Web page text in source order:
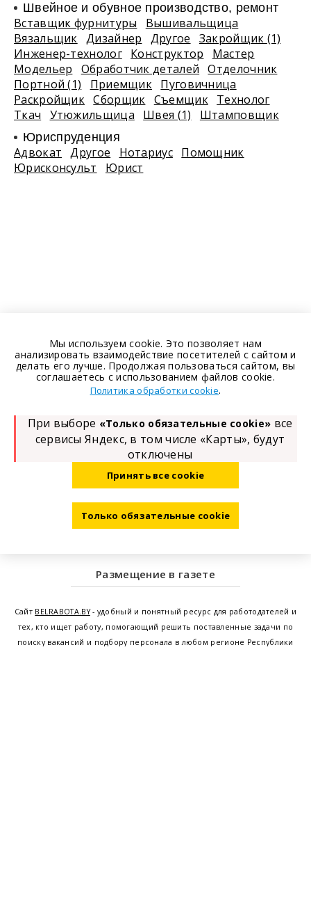
Швейное и обувное производство, ремонт
Вставщик фурнитуры
Вышивальщица
Вязальщик Дизайнер Другое
Закройщик (1)
Инженер-технолог Конструктор
Мастер
Модельер
Обработчик деталей
Отделочник
Портной (1)
Приемщик Пуговичница
Раскройщик Сборщик Съемщик Технолог
Ткач
Утюжильщица Швея (1) Штамповщик
Юриспруденция
Адвокат Другое Нотариус Помощник
Юрисконсульт
Юрист
Размещение в газете
Сайт BELRABOTA.BY- удобный и понятный ресурс для работодателей и
тех, кто ищет работу, помогающий решить поставленные задачи по
поиску вакансий и подбору персонала в любом регионе Республики
Мы используем cookie. Это позволяет нам
анализировать взаимодействие посетителей с сайтом и
делать его лучше. Продолжая пользоваться сайтом, вы
соглашаетесь с использованием файлов cookie.
Политика обработки cookie.
При выборе «Только обязательные cookie» все
сервисы Яндекс, в том числе «Карты», будут
отключены
Принять все cookie
Только обязательные cookie